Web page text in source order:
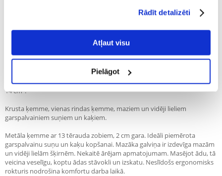
Rādīt detalizēti
Atļaut visu
Pielāgot
Recommend
100% KLIENTU IESAKA ŠO PRODUKTU
UZRAKSTĪT ATSAUKSMI
Apraksts
"TRIXIE Metāla ķemme ar rotējošiem zobiem garspalvainiem suņiem 7 ×
14 cm".
Krusta ķemme, vienas rindas ķemme, maziem un vidēji lieliem
garspalvainiem suņiem un kaķiem.
Metāla ķemme ar 13 tērauda zobiem, 2 cm gara. Ideāli piemērota
garspalvainu suņu un kaķu kopšanai. Mazāka galviņa ir izdevīga mazām
un vidēji lielām šķirnēm. Nekaitē ārējam apmatojumam. Masējot ādu, tā
veicina veselīgu, koptu ādas stāvokli un izskatu. Neslīdošs ergonomisks
rokturis nodrošina komfortu darba laikā.